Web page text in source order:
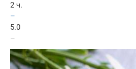
2 ч.
–
5.0
–